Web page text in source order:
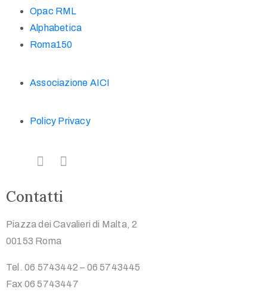
Opac RML
Alphabetica
Roma150
Associazione AICI
Policy Privacy
Contatti
Piazza dei Cavalieri di Malta, 2
00153 Roma
Tel. 06 5743442 – 06 5743445
Fax 06 5743447